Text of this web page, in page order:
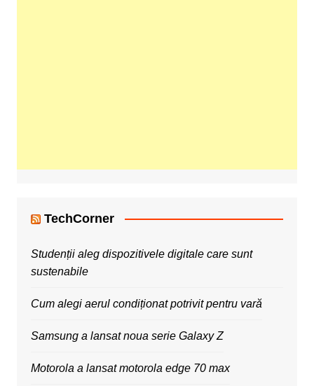
TechCorner
Studenții aleg dispozitivele digitale care sunt
sustenabile
Cum alegi aerul condiționat potrivit pentru vară
Samsung a lansat noua serie Galaxy Z
Motorola a lansat motorola edge 70 max